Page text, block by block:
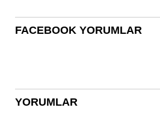
FACEBOOK YORUMLAR
YORUMLAR